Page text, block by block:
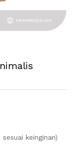
keinginan)